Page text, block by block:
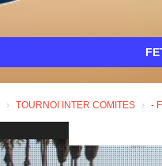
FETE
TOURNOI INTER COMITES -